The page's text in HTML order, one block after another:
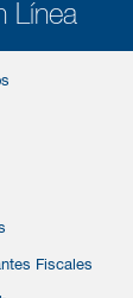
Línea
Fiscales